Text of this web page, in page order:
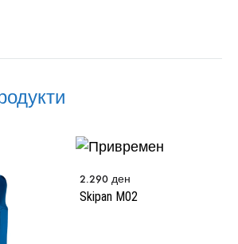
Skipan M02
2.290 ден